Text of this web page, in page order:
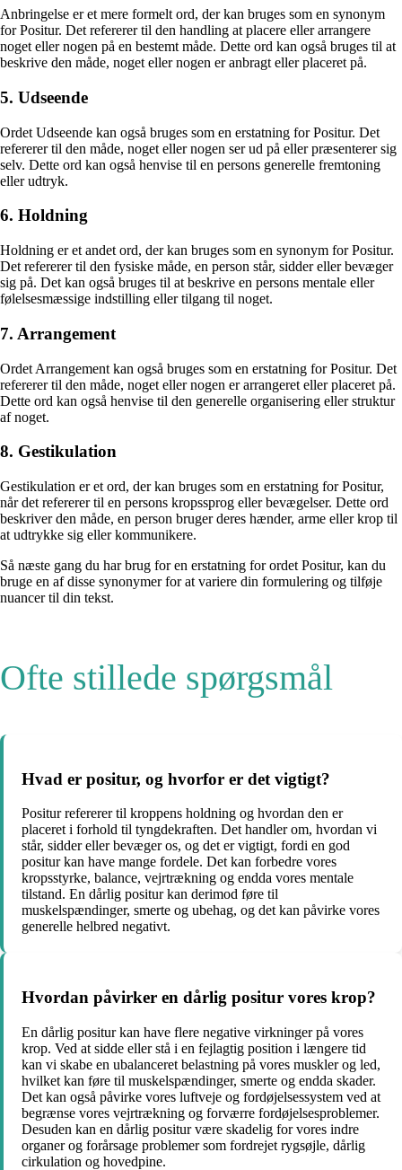
Anbringelse er et mere formelt ord, der kan bruges som en synonym
for Positur. Det refererer til den handling at placere eller arrangere
noget eller nogen på en bestemt måde. Dette ord kan også bruges til at
beskrive den måde, noget eller nogen er anbragt eller placeret på.
5. Udseende
Ordet Udseende kan også bruges som en erstatning for Positur. Det
refererer til den måde, noget eller nogen ser ud på eller præsenterer sig
selv. Dette ord kan også henvise til en persons generelle fremtoning
eller udtryk.
6. Holdning
Holdning er et andet ord, der kan bruges som en synonym for Positur.
Det refererer til den fysiske måde, en person står, sidder eller bevæger
sig på. Det kan også bruges til at beskrive en persons mentale eller
følelsesmæssige indstilling eller tilgang til noget.
7. Arrangement
Ordet Arrangement kan også bruges som en erstatning for Positur. Det
refererer til den måde, noget eller nogen er arrangeret eller placeret på.
Dette ord kan også henvise til den generelle organisering eller struktur
af noget.
8. Gestikulation
Gestikulation er et ord, der kan bruges som en erstatning for Positur,
når det refererer til en persons kropssprog eller bevægelser. Dette ord
beskriver den måde, en person bruger deres hænder, arme eller krop til
at udtrykke sig eller kommunikere.
Så næste gang du har brug for en erstatning for ordet Positur, kan du
bruge en af disse synonymer for at variere din formulering og tilføje
nuancer til din tekst.
Ofte stillede spørgsmål
Hvad er positur, og hvorfor er det vigtigt?
Positur refererer til kroppens holdning og hvordan den er
placeret i forhold til tyngdekraften. Det handler om, hvordan vi
står, sidder eller bevæger os, og det er vigtigt, fordi en god
positur kan have mange fordele. Det kan forbedre vores
kropsstyrke, balance, vejrtrækning og endda vores mentale
tilstand. En dårlig positur kan derimod føre til
muskelspændinger, smerte og ubehag, og det kan påvirke vores
generelle helbred negativt.
Hvordan påvirker en dårlig positur vores krop?
En dårlig positur kan have flere negative virkninger på vores
krop. Ved at sidde eller stå i en fejlagtig position i længere tid
kan vi skabe en ubalanceret belastning på vores muskler og led,
hvilket kan føre til muskelspændinger, smerte og endda skader.
Det kan også påvirke vores luftveje og fordøjelsessystem ved at
begrænse vores vejrtrækning og forværre fordøjelsesproblemer.
Desuden kan en dårlig positur være skadelig for vores indre
organer og forårsage problemer som fordrejet rygsøjle, dårlig
cirkulation og hovedpine.